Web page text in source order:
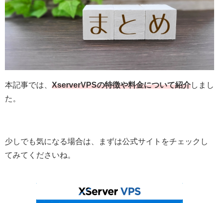
本記事では、 XserverVPSの特徴や料金について紹介しまし
た。
少しでも気になる場合は、まずは公式サイトをチェックし
てみてくださいね。